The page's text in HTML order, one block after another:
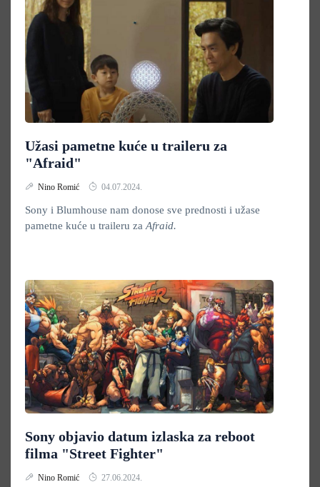
Užasi pametne kuće u traileru za
"Afraid"
Nino Romić 04.07.2024.
Sony i Blumhouse nam donose sve prednosti i užase
pametne kuće u traileru za Afraid.
Sony objavio datum izlaska za reboot
filma "Street Fighter"
Nino Romić 27.06.2024.